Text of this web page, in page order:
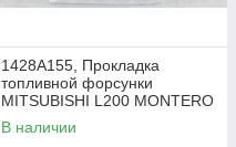
1428A155, Прокладка
топливной форсунки
MITSUBISHI L200 MONTERO
PAJERO TRITON 4D56,
JAPAN
В наличии